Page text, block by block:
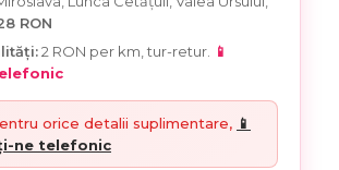
RON
2 RON per km, tur-retur.
📱
orice detalii suplimentare, 📱
ne telefonic